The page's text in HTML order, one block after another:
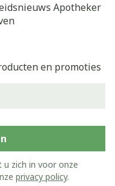
Apotheker
en promoties
zich in voor onze
privacy policy.